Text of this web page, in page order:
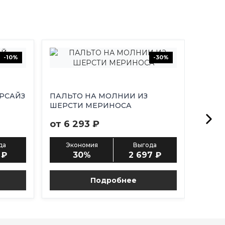
-10% -30%
ПАЛЬТО НА МОЛНИИ ИЗ
ШЕРСТИ МЕРИНОСА
от 6 293 ₽
Экономия
30%
Выгода
2 697 ₽
Подробнее